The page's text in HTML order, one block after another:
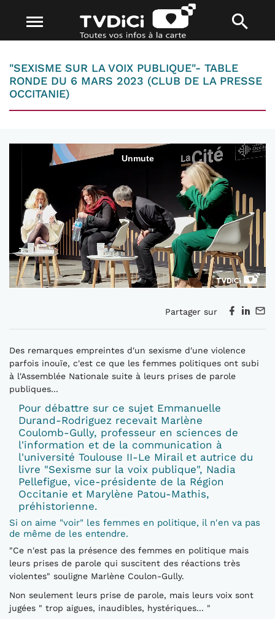
"SEXISME SUR LA VOIX PUBLIQUE"- TABLE
RONDE DU 6 MARS 2023 (CLUB DE LA PRESSE
OCCITANIE)
Partager sur
Des remarques empreintes d'un sexisme d'une violence
parfois inouïe, c'est ce que les femmes politiques ont subi
à l'Assemblée Nationale suite à leurs prises de parole
publiques...
Pour débattre sur ce sujet Emmanuelle
Durand-Rodriguez recevait Marlène
Coulomb-Gully, professeur en sciences de
l'information et de la communication à
l'université Toulouse II-Le Mirail et autrice du
livre "Sexisme sur la voix publique", Nadia
Pellefigue, vice-présidente de la Région
Occitanie et Marylène Patou-Mathis,
préhistorienne.
Si on aime "voir" les femmes en politique, il n'en va pas
de même de les entendre.
"Ce n'est pas la présence des femmes en politique mais
leurs prises de parole qui suscitent des réactions très
violentes" souligne Marlène Coulon-Gully.
Non seulement leurs prise de parole, mais leurs voix sont
jugées " trop aigues, inaudibles, hystériques... "